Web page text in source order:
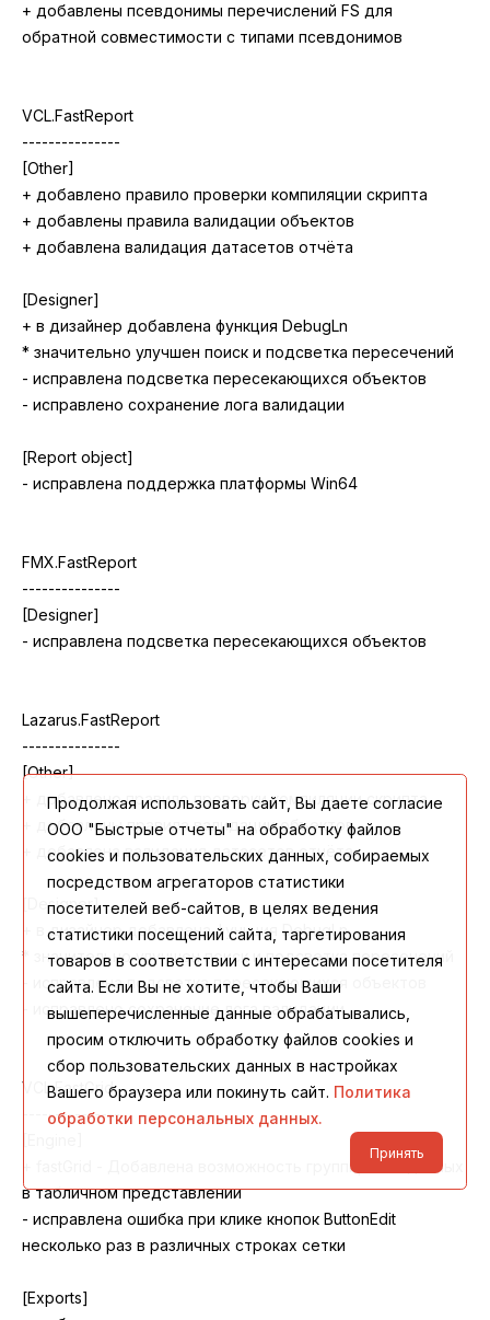
Продолжая использовать сайт, Вы даете согласие
ООО "Быстрые отчеты" на обработку файлов
cookies и пользовательских данных, собираемых
посредством агрегаторов статистики
посетителей веб-сайтов, в целях ведения
статистики посещений сайта, таргетирования
товаров в соответствии с интересами посетителя
сайта. Если Вы не хотите, чтобы Ваши
вышеперечисленные данные обрабатывались,
просим отключить обработку файлов cookies и
сбор пользовательских данных в настройках
Вашего браузера или покинуть сайт. Политика
обработки персональных данных.
Принять